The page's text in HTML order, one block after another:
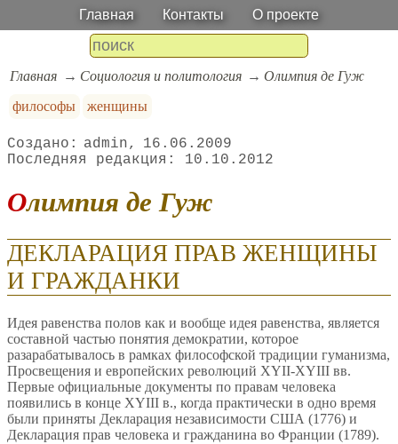
Главная Контакты О проекте
Главная Социология и политология
Олимпия де Гуж
философы
женщины
admin
16.06.2009
10.10.2012
Олимпия де Гуж
ДЕКЛАРАЦИЯ ПРАВ ЖЕНЩИНЫ
И ГРАЖДАНКИ
Идея равенства полов как и вообще идея равенства, является
составной частью понятия демократии, которое
разарабатывалось в рамках философской традиции гуманизма,
Просвещения и европейских революций XYII-XYIII вв.
Первые официальные документы по правам человека
появились в конце XYIII в., когда практически в одно время
были приняты Декларация независимости США (1776) и
Декларация прав человека и гражданина во Франции (1789).